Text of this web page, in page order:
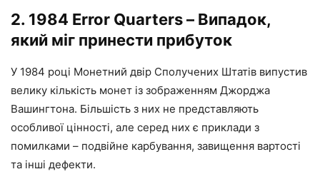
2. 1984 Error Quarters – Випадок,
який міг принести прибуток
У 1984 році Монетний двір Сполучених Штатів випустив
велику кількість монет із зображенням Джорджа
Вашингтона. Більшість з них не представляють
особливої ​​цінності, але серед них є приклади з
помилками – подвійне карбування, завищення вартості
та інші дефекти.